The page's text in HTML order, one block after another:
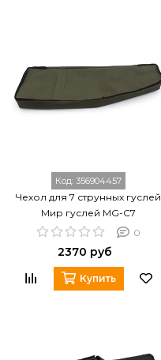
Код: 356904457
Чехол для 7 струнных гуслей
Мир гуслей MG-C7
0
2370 руб
Купить